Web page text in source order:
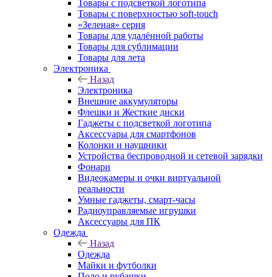
Товары с подсветкой логотипа
Товары с поверхностью soft-touch
«Зеленая» серия
Товары для удалённой работы
Товары для сублимации
Товары для лета
Электроника
Назад
Электроника
Внешние аккумуляторы
Флешки и Жесткие диски
Гаджеты с подсветкой логотипа
Аксессуары для смартфонов
Колонки и наушники
Устройства беспроводной и сетевой зарядки
Фонари
Видеокамеры и очки виртуальной
реальности
Умные гаджеты, смарт-часы
Радиоуправляемые игрушки
Аксессуары для ПК
Одежда
Назад
Одежда
Майки и футболки